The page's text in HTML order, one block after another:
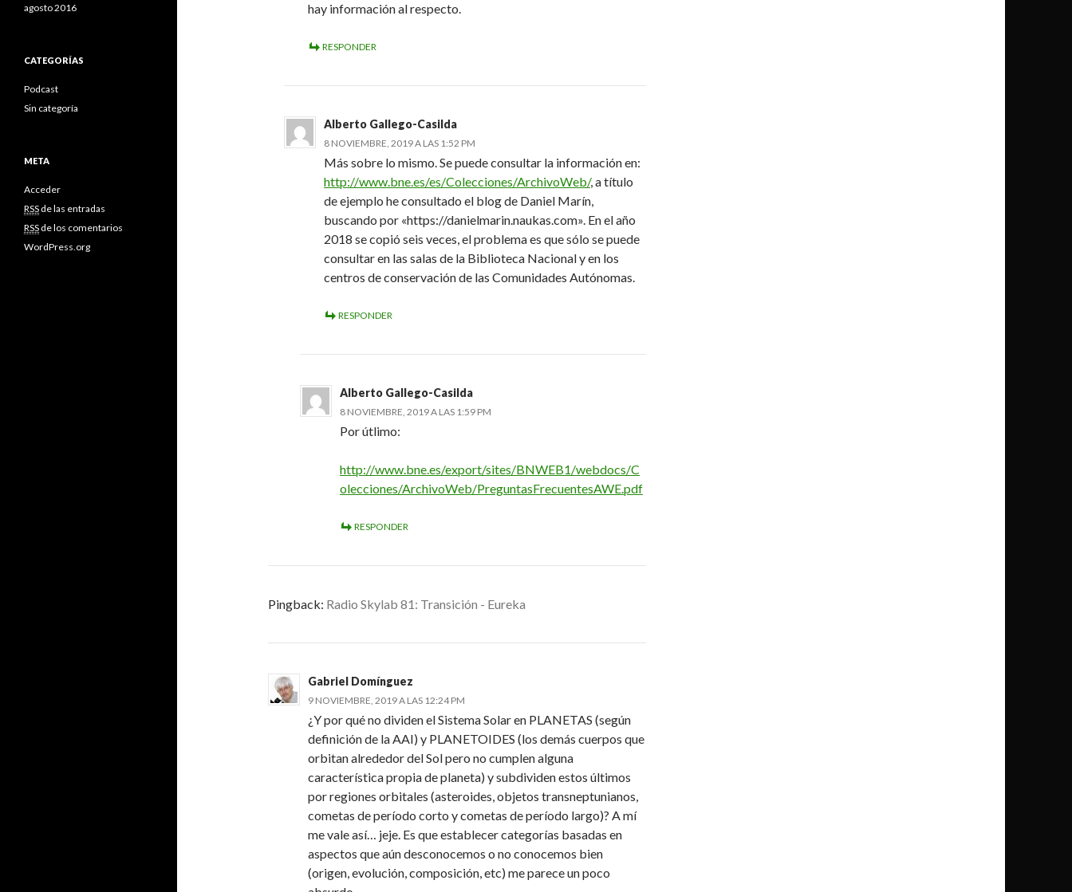
hay información al respecto.
RESPONDER
Alberto Gallego-Casilda
8 NOVIEMBRE, 2019 A LAS 1:52 PM
Más sobre lo mismo. Se puede consultar la información en:
http://www.bne.es/es/Colecciones/ArchivoWeb/, a título
de ejemplo he consultado el blog de Daniel Marín,
buscando por «https://danielmarin.naukas.com». En el año
2018 se copió seis veces, el problema es que sólo se puede
consultar en las salas de la Biblioteca Nacional y en los
centros de conservación de las Comunidades Autónomas.
RESPONDER
Alberto Gallego-Casilda
8 NOVIEMBRE, 2019 A LAS 1:59 PM
Por útlimo:
http://www.bne.es/export/sites/BNWEB1/webdocs/C
olecciones/ArchivoWeb/PreguntasFrecuentesAWE.pdf
RESPONDER
Pingback: Radio Skylab 81: Transición - Eureka
Gabriel Domínguez
9 NOVIEMBRE, 2019 A LAS 12:24 PM
¿Y por qué no dividen el Sistema Solar en PLANETAS (según
definición de la AAI) y PLANETOIDES (los demás cuerpos que
orbitan alrededor del Sol pero no cumplen alguna
característica propia de planeta) y subdividen estos últimos
por regiones orbitales (asteroides, objetos transneptunianos,
cometas de período corto y cometas de período largo)? A mí
me vale así… jeje. Es que establecer categorías basadas en
aspectos que aún desconocemos o no conocemos bien
(origen, evolución, composición, etc) me parece un poco
agosto 2016
CATEGORÍAS
Podcast
Sin categoría
META
Acceder
RSS de las entradas
RSS de los comentarios
WordPress.org